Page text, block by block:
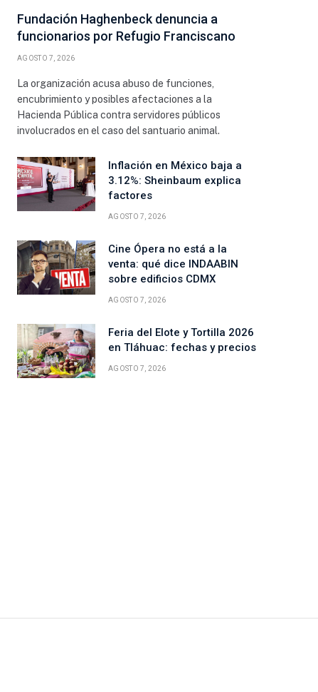
Fundación Haghenbeck denuncia a
funcionarios por Refugio Franciscano
AGOSTO 7, 2026
La organización acusa abuso de funciones,
encubrimiento y posibles afectaciones a la
Hacienda Pública contra servidores públicos
involucrados en el caso del santuario animal.
Inflación en México baja a
3.12%: Sheinbaum explica
factores
AGOSTO 7, 2026
Cine Ópera no está a la
venta: qué dice INDAABIN
sobre edificios CDMX
AGOSTO 7, 2026
Feria del Elote y Tortilla 2026
en Tláhuac: fechas y precios
AGOSTO 7, 2026